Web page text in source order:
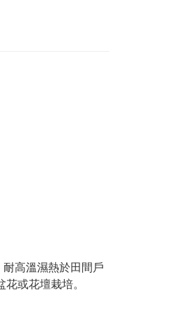
高溫濕熱於田間戶
或花壇栽培。